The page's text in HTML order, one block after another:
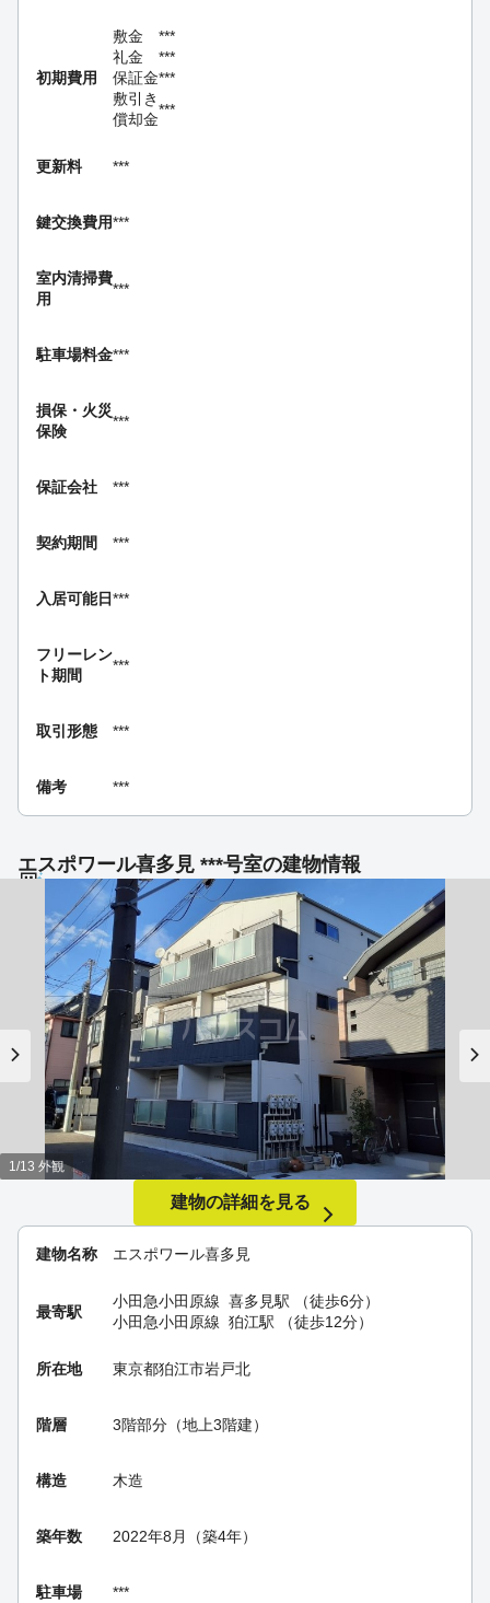
初期費用
敷金
***
礼金
***
保証金***
敷引き
償却金
***
更新料 ***
鍵交換費用***
室内清掃費
用
***
駐車場料金***
損保・ 火災
保険
***
保証会社 ***
契約期間 ***
入居可能日***
フリーレン
ト期間
***
取引形態 ***
備考 ***
エスポワール喜多見 ***号室の建物情報
建物名称 エスポワール喜多見
最寄駅
小田急小田原線 喜多見駅 （徒歩6分）
小田急小田原線 狛江駅 （徒歩12分）
所在地 東京都狛江市岩戸北
階層 3階部分（地上3階建）
構造 木造
築年数 2022年8月（築4年）
駐車場 ***
1/13 外観
建物の詳細を見る